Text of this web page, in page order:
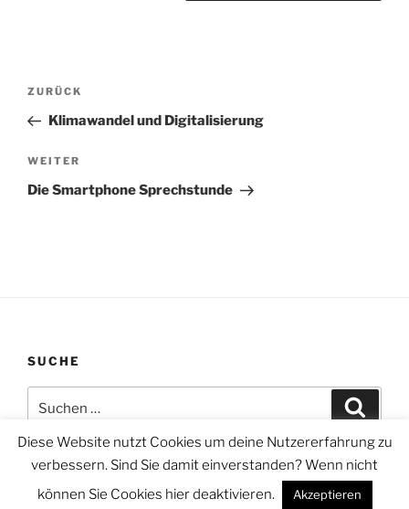
Beitragsnavigation
Vorheriger
Beitrag
ZURÜCK
Klimawandel und Digitalisierung
Nächster
Beitrag
WEITER
Die Smartphone Sprechstunde
SUCHE
nach:
Diese Website nutzt Cookies um deine Nutzererfahrung zu
verbessern. Sind Sie damit einverstanden? Wenn nicht
können Sie Cookies hier deaktivieren.
Akzeptieren